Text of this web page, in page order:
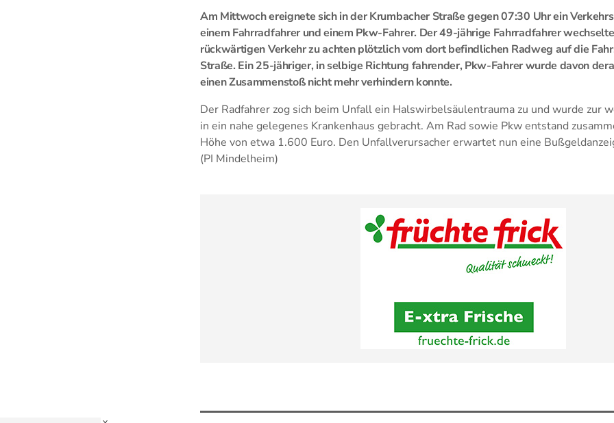
Am Mittwoch ereignete sich in der Krumbacher Straße gegen 07:30 Uhr ein
einem Fahrradfahrer und einem Pkw-Fahrer. Der 49-jährige Fahrradfahrer
rückwärtigen Verkehr zu achten plötzlich vom dort befindlichen Radweg auf die
Straße. Ein 25-jähriger, in selbige Richtung fahrender, Pkw-Fahrer wurde davon
einen Zusammenstoß nicht mehr verhindern konnte.
Der Radfahrer zog sich beim Unfall ein Halswirbelsäulentrauma zu und wurde zur
in ein nahe gelegenes Krankenhaus gebracht. Am Rad sowie Pkw entstand
Höhe von etwa 1.600 Euro. Den Unfallverursacher erwartet nun eine
(PI Mindelheim)